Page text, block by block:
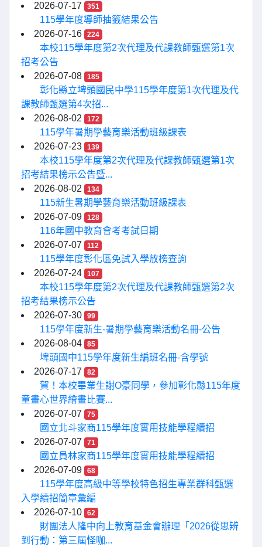
2026-07-17
351
115學年度導師抽籤結果公告
2026-07-16
224
本校115學年度第2次代理及代課教師甄選第1次
招考公告
2026-07-08
185
彰化縣立埤頭國民中學115學年度第1次代理及代
課教師甄選第4次招...
2026-08-02
172
115學年暑期學藝育樂活動班級課表
2026-07-23
139
本校115學年度第2次代理及代課教師甄選第1次
招考結果榜示公告暨...
2026-08-02
134
115新生暑期學藝育樂活動班級課表
2026-07-09
128
116年國中教育會考考試日期
2026-07-07
112
115學年度彰化區免試入學放榜查詢
2026-07-24
107
本校115學年度第2次代理及代課教師甄選第2次
招考結果榜示公告
2026-07-30
99
115學年度新生-暑期學藝育樂活動名冊-公告
2026-08-04
85
埤頭國中115學年度新生編班名冊-含學號
2026-07-17
82
賀！本校畢業生謝O豪同學，參加彰化縣115年度
童畫心世界繪畫比賽...
2026-07-07
75
國立北斗家商115學年度實用技能學程續招
2026-07-07
71
國立員林家商115學年度實用技能學程續招
2026-07-09
68
115學年度高級中等學校特色招生專業群科甄選
入學續招簡章彙編
2026-07-10
62
財團法人隆中向上教育基金會辦理「2026從思辨
到行動：第三屆怪咖...